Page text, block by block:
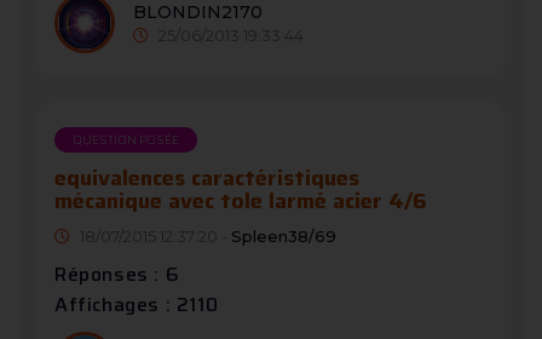
BLONDIN2170
25/06/2013 19:33:44
QUESTION POSÉE
equivalences caractéristiques
mécanique avec tole larmé acier 4/6
18/07/2015 12:37:20 - Spleen38/69
Réponses : 6
Affichages : 2110